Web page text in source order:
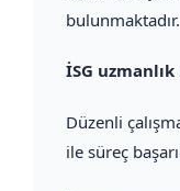
bulunmaktadır.
İSG
Düzenli
ile süreç